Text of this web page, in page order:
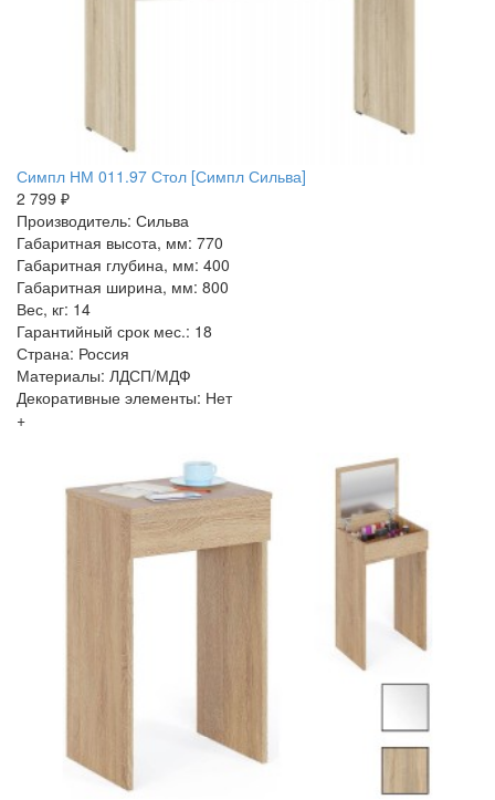
Симпл НМ 011.97 Стол [Симпл Сильва]
2 799 ₽
Производитель: Сильва
Габаритная высота, мм: 770
Габаритная глубина, мм: 400
Габаритная ширина, мм: 800
Вес, кг: 14
Гарантийный срок мес.: 18
Страна: Россия
Материалы: ЛДСП/МДФ
Декоративные элементы: Нет
+